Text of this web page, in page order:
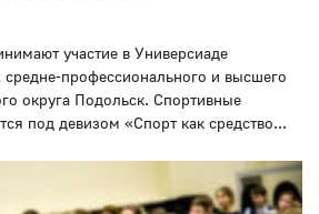
участие в Универсиаде
средне-профессионального и высшего
округа Подольск. Спортивные
под девизом «Спорт как средство...